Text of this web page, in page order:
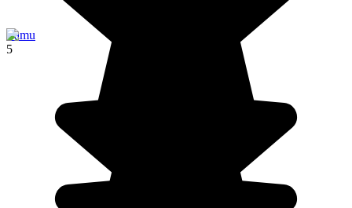
Lamu
5